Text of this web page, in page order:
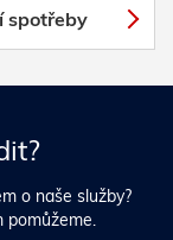
spotřeby
o naše služby?